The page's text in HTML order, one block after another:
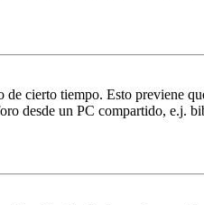
cierto tiempo. Esto previene
desde un PC compartido, e.j.